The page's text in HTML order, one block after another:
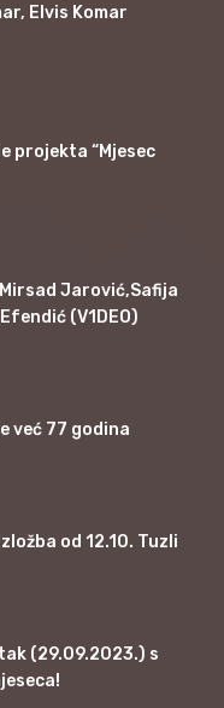
Elvis Komar
projekta “Mjesec
Jarović,Safija
(V1DEO)
već 77 godina
od 12.10. Tuzli
(29.09.2023.) s